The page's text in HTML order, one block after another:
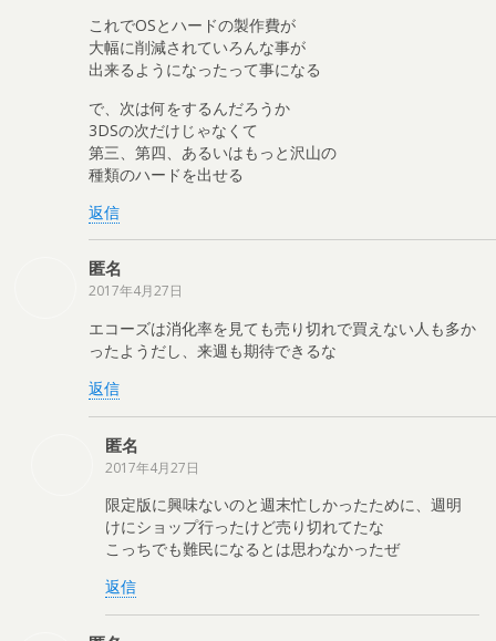
これでOSとハードの製作費が
大幅に削減されていろんな事が
出来るようになったって事になる
で、次は何をするんだろうか
3DSの次だけじゃなくて
第三、第四、あるいはもっと沢山の
種類のハードを出せる
返信
匿名
2017年4月27日
エコーズは消化率を見ても売り切れで買えない人も多か
ったようだし、来週も期待できるな
返信
匿名
2017年4月27日
限定版に興味ないのと週末忙しかったために、週明
けにショップ行ったけど売り切れてたな
こっちでも難民になるとは思わなかったぜ
返信